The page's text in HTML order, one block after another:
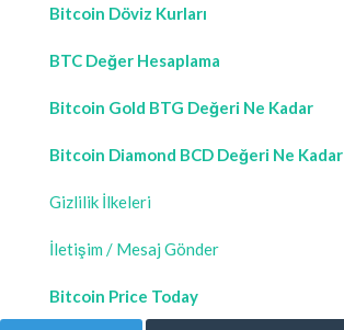
Bitcoin Döviz Kurları
BTC Değer Hesaplama
Bitcoin Gold BTG Değeri Ne Kadar
Bitcoin Diamond BCD Değeri Ne Kadar
Gizlilik İlkeleri
İletişim / Mesaj Gönder
Bitcoin Price Today